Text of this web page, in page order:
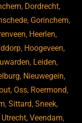
, Dordrecht,
, Gorinchem,
, Heerlen,
, Hoogeveen,
, Leiden,
, Nieuwegein,
, Oss, Roermond,
, Sittard, Sneek,
Utrecht,Veendam,